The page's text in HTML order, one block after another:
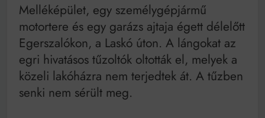
Melléképület, egy személygépjármű
motortere és egy garázs ajtaja égett délelőtt
Egerszalókon, a Laskó úton. A lángokat az
egri hivatásos tűzoltók oltották el, melyek a
közeli lakóházra nem terjedtek át. A tűzben
senki nem sérült meg.